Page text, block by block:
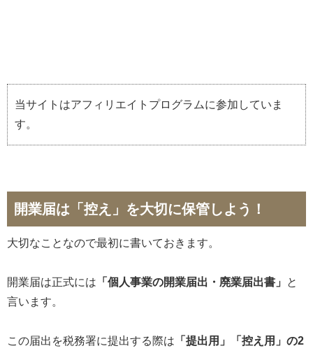
当サイトはアフィリエイトプログラムに参加していま
す。
開業届は「控え」を大切に保管しよう！
大切なことなので最初に書いておきます。
開業届は正式には 「個人事業の開業届出・廃業届出書」
と
言います。
この届出を税務署に提出する際は 「提出用」「控え用」の2